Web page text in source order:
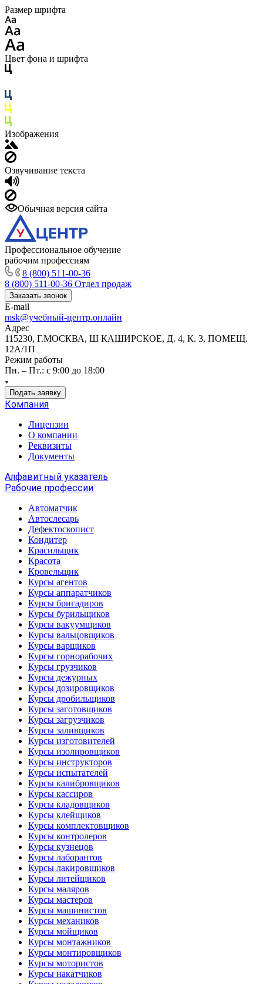
Размер шрифта
Цвет фона и шрифта
Изображения
Озвучивание текста
Обычная версия сайта
Профессиональное обучение
рабочим профессиям
8 (800) 511-00-36
8 (800) 511-00-36 Отдел продаж
Заказать звонок
E-mail
msk@учебный-центр.онлайн
Адрес
115230, Г.МОСКВА, Ш КАШИРСКОЕ, Д. 4, К. 3, ПОМЕЩ.
12А/1П
Режим работы
Пн. – Пт.: с 9:00 до 18:00
Подать заявку
Компания
Лицензии
О компании
Реквизиты
Документы
Алфавитный указатель
Рабочие профессии
Автоматчик
Автослесарь
Дефектоскопист
Кондитер
Красильщик
Красота
Кровельщик
Курсы агентов
Курсы аппаратчиков
Курсы бригадиров
Курсы бурильщиков
Курсы вакуумщиков
Курсы вальцовщиков
Курсы варщиков
Курсы горнорабочих
Курсы грузчиков
Курсы дежурных
Курсы дозировщиков
Курсы дробильщиков
Курсы заготовщиков
Курсы загрузчиков
Курсы заливщиков
Курсы изготовителей
Курсы изолировщиков
Курсы инструкторов
Курсы испытателей
Курсы калибровщиков
Курсы кассиров
Курсы кладовщиков
Курсы клейщиков
Курсы комплектовщиков
Курсы контролеров
Курсы кузнецов
Курсы лаборантов
Курсы лакировщиков
Курсы литейщиков
Курсы маляров
Курсы мастеров
Курсы машинистов
Курсы механиков
Курсы мойщиков
Курсы монтажников
Курсы монтировщиков
Курсы мотористов
Курсы накатчиков